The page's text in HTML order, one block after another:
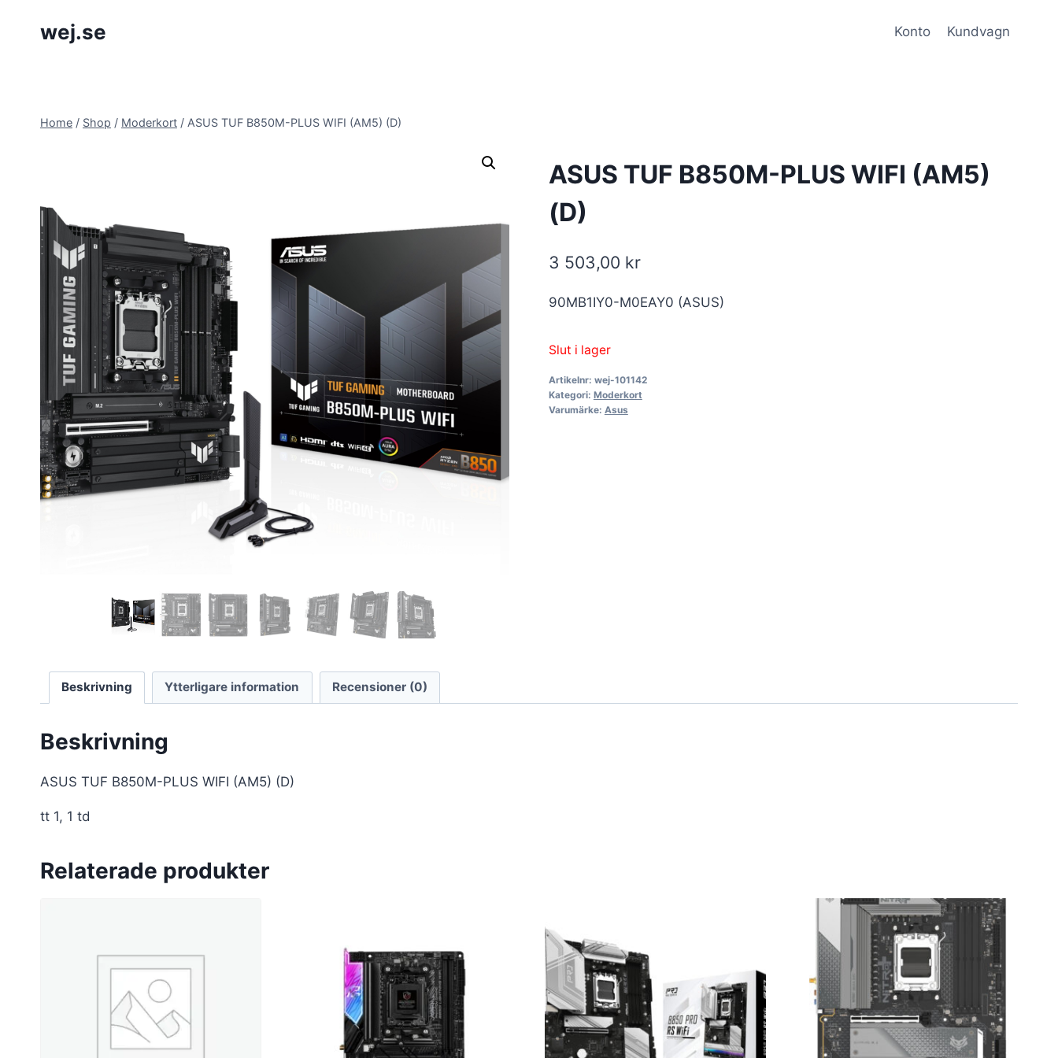
wej.se Konto Kundvagn
Home / Shop / Moderkort / ASUS TUF B850M-PLUS WIFI (AM5) (D)
ASUS TUF B850M-PLUS WIFI (AM5)
(D)
3 503,00 kr
90MB1IY0-M0EAY0 (ASUS)
Slut i lager
Artikelnr: wej-101142
Kategori: Moderkort
Varumärke: Asus
Beskrivning Ytterligare information Recensioner (0)
Beskrivning
ASUS TUF B850M-PLUS WIFI (AM5) (D)
tt 1, 1 td
Relaterade produkter